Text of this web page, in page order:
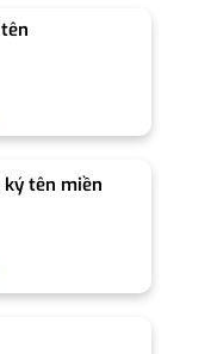
ký tên miền